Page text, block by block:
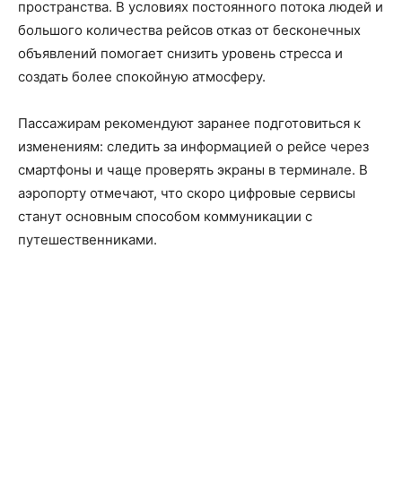
пространства. В условиях постоянного потока людей и
большого количества рейсов отказ от бесконечных
объявлений помогает снизить уровень стресса и
создать более спокойную атмосферу.
Пассажирам рекомендуют заранее подготовиться к
изменениям: следить за информацией о рейсе через
смартфоны и чаще проверять экраны в терминале. В
аэропорту отмечают, что скоро цифровые сервисы
станут основным способом коммуникации с
путешественниками.